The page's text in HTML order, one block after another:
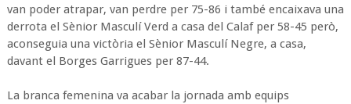
van poder atrapar, van perdre per 75-86 i també encaixava una
derrota el Sènior Masculí Verd a casa del Calaf per 58-45 però,
aconseguia una victòria el Sènior Masculí Negre, a casa,
davant el Borges Garrigues per 87-44.
La branca femenina va acabar la jornada amb equips